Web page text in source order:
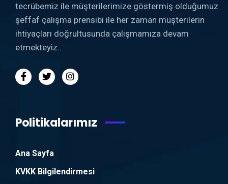
tecrübemiz ile müşterilerimize göstermiş olduğumuz
şeffaf çalışma prensibi ile her zaman müşterilerin
ihtiyaçları doğrultusunda çalışmamıza devam
etmekteyiz..
Politikalarımız
Ana Sayfa
KVKK Bilgilendirmesi